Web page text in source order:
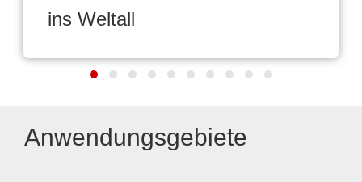
ins Weltall
Anwendungsgebiete